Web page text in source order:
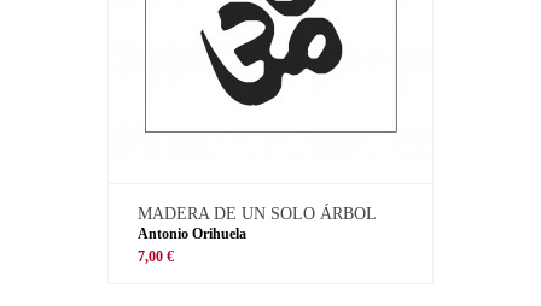
MADERA DE UN SOLO ÁRBOL
Antonio Orihuela
7,00 €